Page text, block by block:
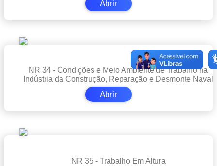
Abrir
NR 34 - Condições e Meio Ambiente de Trabalho na
Indústria da Construção, Reparação e Desmonte Naval
Abrir
NR 35 - Trabalho Em Altura